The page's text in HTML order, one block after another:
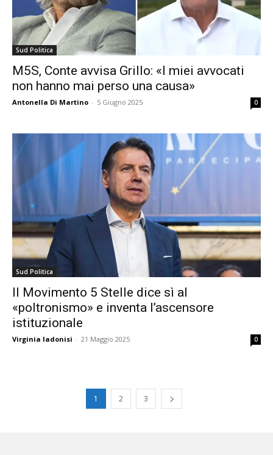
Sud Politica
M5S, Conte avvisa Grillo: «I miei avvocati
non hanno mai perso una causa»
Antonella Di Martino - 5 Giugno 2025 0
Sud Politica
Il Movimento 5 Stelle dice sì al
«poltronismo» e inventa l’ascensore
istituzionale
Virginia Iadonisi - 21 Maggio 2025 0
1 2 3